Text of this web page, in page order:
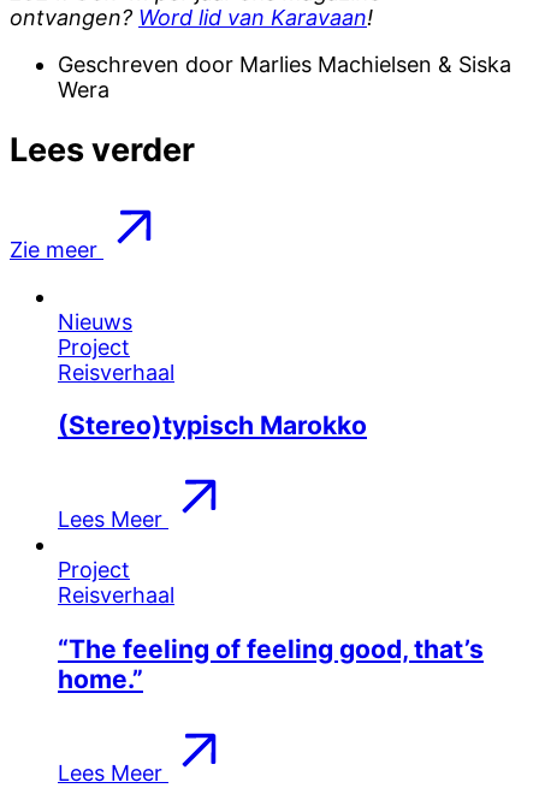
ontvangen? Word lid van Karavaan!
Geschreven door Marlies Machielsen & Siska
Wera
Lees verder
Zie meer
Nieuws
Project
Reisverhaal
(Stereo)typisch Marokko
Lees Meer
Project
Reisverhaal
“The feeling of feeling good, that’s
home.”
Lees Meer